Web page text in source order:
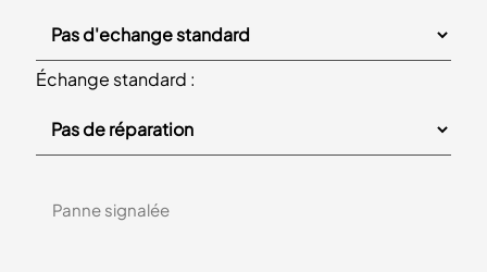
Échange standard :